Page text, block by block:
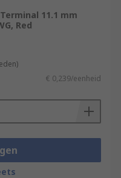
11.1 mm
Red
€ 0,239/eenheid